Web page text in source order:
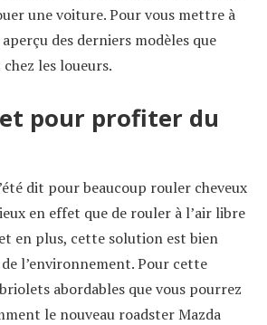
une voiture. Pour vous mettre à
des derniers modèles que
les loueurs.
pour profiter du
dit pour beaucoup rouler cheveux
en effet que de rouler à l’air libre
en plus, cette solution est bien
l’environnement. Pour cette
abordables que vous pourrez
le nouveau roadster Mazda